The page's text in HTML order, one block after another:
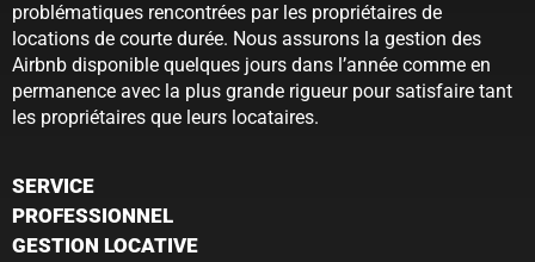
problématiques rencontrées par les propriétaires de
locations de courte durée. Nous assurons la gestion des
Airbnb disponible quelques jours dans l’année comme en
permanence avec la plus grande rigueur pour satisfaire tant
les propriétaires que leurs locataires.
SERVICE
PROFESSIONNEL
GESTION LOCATIVE